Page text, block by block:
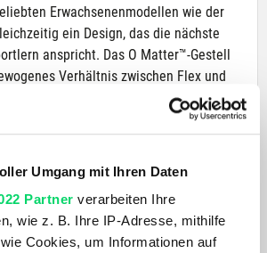
Umgang mit Ihren Daten
Partner verarbeiten Ihre
wie z. B. Ihre IP-Adresse, mithilfe
Cookies, um Informationen auf
Erwachsenenmodellen wie der
ein Design, das die nächste
anspricht. Das O Matter™-Gestell
Verhältnis zwischen Flex und
das High-Wrap-Shield-Glas an
Modelle von Oakley erinnert. Die
sorgen für eine rutschfeste
Vielzahl von Umgebungen und